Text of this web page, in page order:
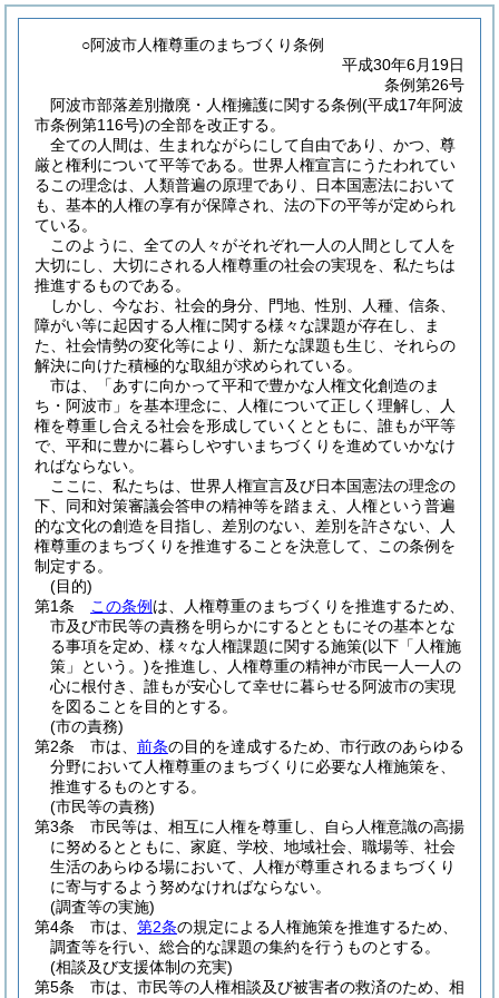
○阿波市人権尊重のまちづくり条例
平成30年6月19日
条例第26号
阿波市部落差別撤廃・人権擁護に関する条例(平成17年阿波
市条例第116号)の全部を改正する。
全ての人間は、生まれながらにして自由であり、かつ、尊
厳と権利について平等である。世界人権宣言にうたわれてい
るこの理念は、人類普遍の原理であり、日本国憲法において
も、基本的人権の享有が保障され、法の下の平等が定められ
ている。
このように、全ての人々がそれぞれ一人の人間として人を
大切にし、大切にされる人権尊重の社会の実現を、私たちは
推進するものである。
しかし、今なお、社会的身分、門地、性別、人種、信条、
障がい等に起因する人権に関する様々な課題が存在し、ま
た、社会情勢の変化等により、新たな課題も生じ、それらの
解決に向けた積極的な取組が求められている。
市は、「あすに向かって平和で豊かな人権文化創造のま
ち・阿波市」を基本理念に、人権について正しく理解し、人
権を尊重し合える社会を形成していくとともに、誰もが平等
で、平和に豊かに暮らしやすいまちづくりを進めていかなけ
ればならない。
ここに、私たちは、世界人権宣言及び日本国憲法の理念の
下、同和対策審議会答申の精神等を踏まえ、人権という普遍
的な文化の創造を目指し、差別のない、差別を許さない、人
権尊重のまちづくりを推進することを決意して、この条例を
制定する。
(目的)
第1条
この条例 は、人権尊重のまちづくりを推進するため、
市及び市民等の責務を明らかにするとともにその基本とな
る事項を定め、様々な人権課題に関する施策(以下「人権施
策」という。)を推進し、人権尊重の精神が市民一人一人の
心に根付き、誰もが安心して幸せに暮らせる阿波市の実現
を図ることを目的とする。
(市の責務)
第2条
市は、 前条の目的を達成するため、市行政のあらゆる
分野において人権尊重のまちづくりに必要な人権施策を、
推進するものとする。
(市民等の責務)
第3条
市民等は、相互に人権を尊重し、自ら人権意識の高揚
に努めるとともに、家庭、学校、地域社会、職場等、社会
生活のあらゆる場において、人権が尊重されるまちづくり
に寄与するよう努めなければならない。
(調査等の実施)
第4条
市は、 第2条の規定による人権施策を推進するため、
調査等を行い、総合的な課題の集約を行うものとする。
(相談及び支援体制の充実)
第5条
市は、市民等の人権相談及び被害者の救済のため、相